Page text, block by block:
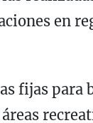
en
fijas para